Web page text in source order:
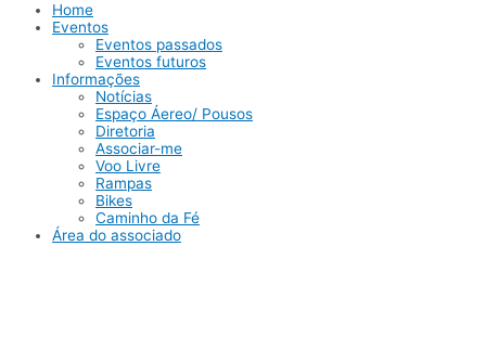
Home
Eventos
Eventos passados
Eventos futuros
Informações
Notícias
Espaço Áereo/ Pousos
Diretoria
Associar-me
Voo Livre
Rampas
Bikes
Caminho da Fé
Área do associado